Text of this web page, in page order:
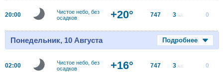
20:00
Чистое небо, без
осадков
+20° 747 3 м/с 0
Понедельник, 10 Августа Подробнее
02:00
Чистое небо, без
осадков
+16° 747 3 м/с 0